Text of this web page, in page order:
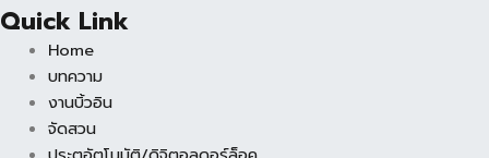
Quick Link
Home
บทความ
งานบิ้วอิน
จัดสวน